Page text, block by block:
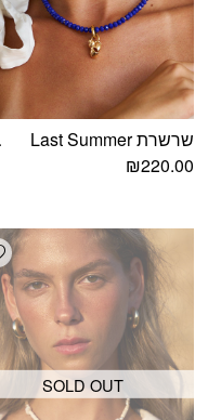
שרשרת Last Summer
₪220.00
SOLD OUT